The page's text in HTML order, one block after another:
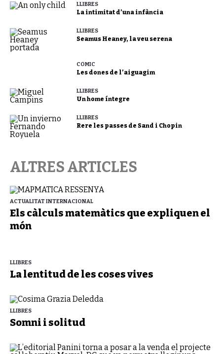
LLIBRES
La intimitat d’una infància
LLIBRES
Seamus Heaney, la veu serena
CÒMIC
Les dones de l’aiguagim
LLIBRES
Un home íntegre
LLIBRES
Rere les passes de Sand i Chopin
ALTRES ARTICLES
ACTUALITAT INTERNACIONAL
Els càlculs matemàtics que expliquen el
món
LLIBRES
La lentitud de les coses vives
LLIBRES
Somni i solitud